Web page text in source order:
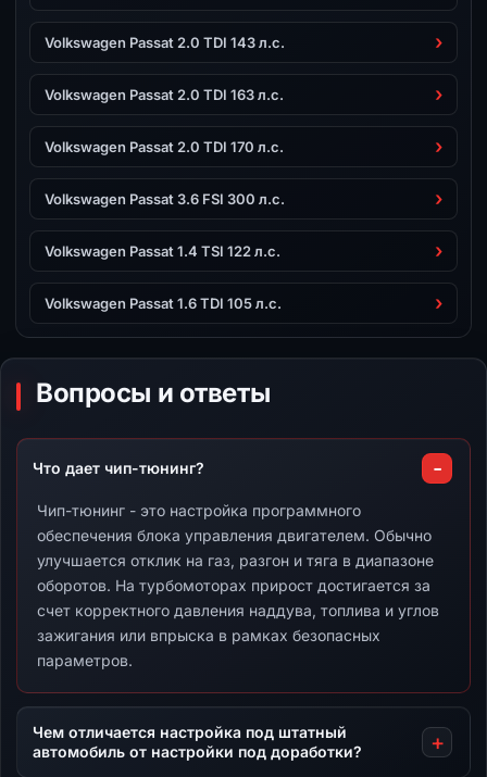
Volkswagen Passat 2.0 TDI 143 л.с.
Volkswagen Passat 2.0 TDI 163 л.с.
Volkswagen Passat 2.0 TDI 170 л.с.
Volkswagen Passat 3.6 FSI 300 л.с.
Volkswagen Passat 1.4 TSI 122 л.с.
Volkswagen Passat 1.6 TDI 105 л.с.
Вопросы и ответы
Что дает чип-тюнинг?
Чип-тюнинг - это настройка программного
обеспечения блока управления двигателем. Обычно
улучшается отклик на газ, разгон и тяга в диапазоне
оборотов. На турбомоторах прирост достигается за
счет корректного давления наддува, топлива и углов
зажигания или впрыска в рамках безопасных
параметров.
Чем отличается настройка под штатный
автомобиль от настройки под доработки?